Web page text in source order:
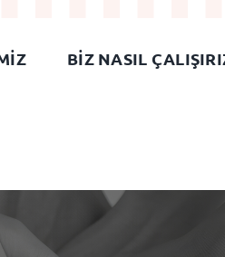
BIZ NASIL